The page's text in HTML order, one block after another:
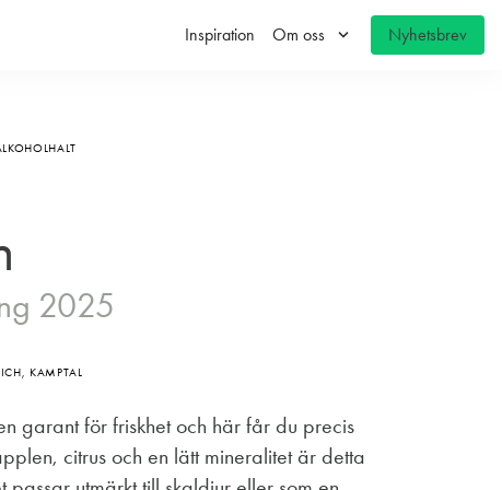
Inspiration Om oss keyboard_arrow_down Nyhetsbrev
2025
KAMPTAL
garant för friskhet och här får du precis
citrus och en lätt mineralitet är detta